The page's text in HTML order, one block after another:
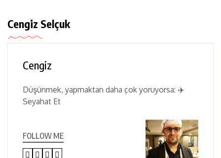
Cengiz Selçuk
Cengiz
Düşünmek, yapmaktan daha çok yoruyorsa: ✈️
Seyahat Et
FOLLOW ME